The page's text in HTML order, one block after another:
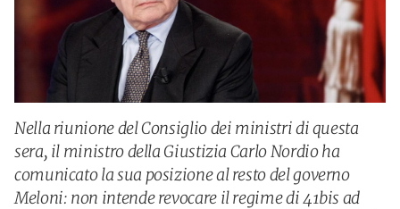
Nella riunione del Consiglio dei ministri di questa
sera, il ministro della Giustizia Carlo Nordio ha
comunicato la sua posizione al resto del governo
Meloni: non intende revocare il regime di 41bis ad